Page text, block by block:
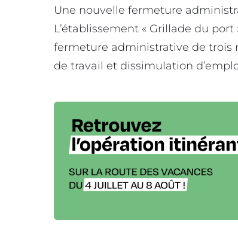
Une nouvelle fermeture
L’établissement « Grillade du
fermeture administrative de trois
de travail et dissimulation